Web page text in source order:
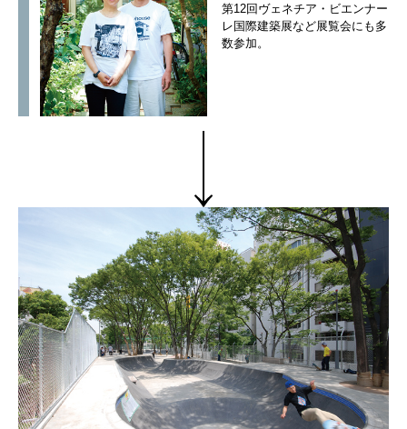
第12回ヴェネチア・ビエンナー
レ国際建築展など展覧会にも多
数参加。